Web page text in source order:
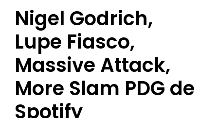
Nigel Godrich,
Lupe Fiasco,
Massive Attack,
More Slam PDG de
Spotify